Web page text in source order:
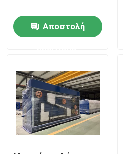
Έλεγχος ποιότητας
Ζητήστε μια προσφορά
Μηχανή εκτόξευσης
Αποστολή